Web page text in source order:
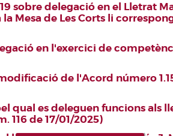
sobre delegació en el Lletrat
Mesa de Les Corts li
en l'exercici de
de l'Acord número
qual es deleguen funcions als
116 de 17/01/2025)